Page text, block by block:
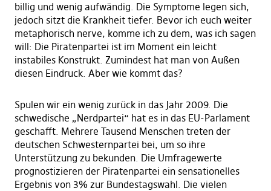
billig und wenig aufwändig. Die Symptome legen sich,
jedoch sitzt die Krankheit tiefer. Bevor ich euch weiter
metaphorisch nerve, komme ich zu dem, was ich sagen
will: Die Piratenpartei ist im Moment ein leicht
instabiles Konstrukt. Zumindest hat man von Außen
diesen Eindruck. Aber wie kommt das?
Spulen wir ein wenig zurück in das Jahr 2009. Die
schwedische „Nerdpartei“ hat es in das EU-Parlament
geschafft. Mehrere Tausend Menschen treten der
deutschen Schwesternpartei bei, um so ihre
Unterstützung zu bekunden. Die Umfragewerte
prognostizieren der Piratenpartei ein sensationelles
Ergebnis von 3% zur Bundestagswahl. Die vielen